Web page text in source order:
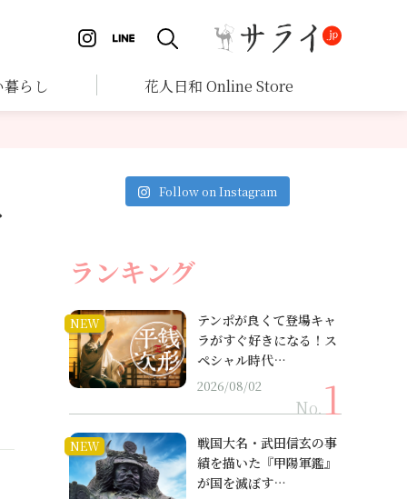
らし 花人日和 Online Store
Follow on Instagram
ランキング
NEW
テンポが良くて登場キャ
ラがすぐ好きになる！ス
ペシャル時代…
2026/08/02
No.
NEW
戦国大名・武田信玄の事
績を描いた『甲陽軍鑑』
が国を滅ぼす…